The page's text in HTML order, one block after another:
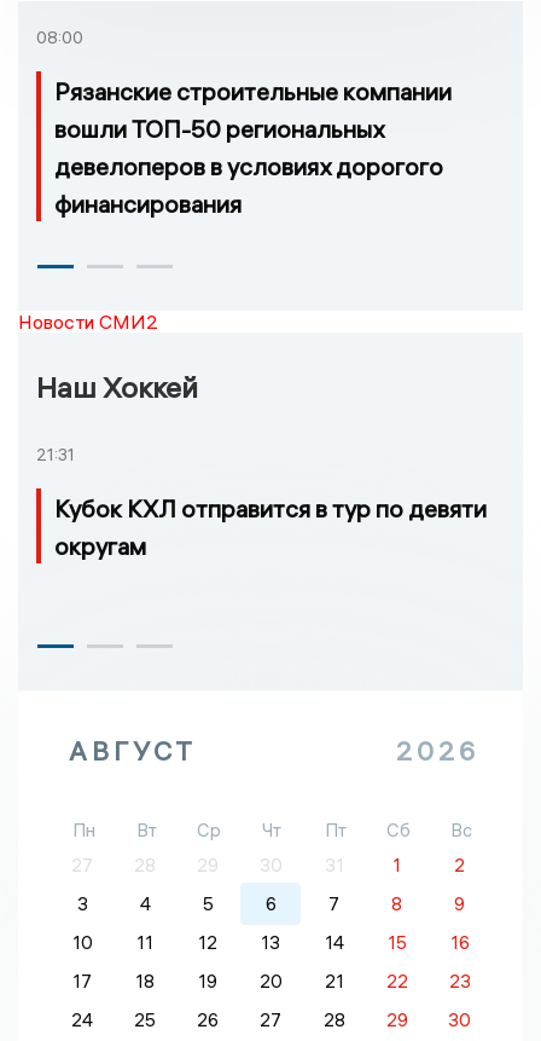
08:00
Рязанские строительные компании
вошли ТОП-50 региональных
девелоперов в условиях дорогого
финансирования
Новости СМИ2
Наш Хоккей
21:31
Кубок КХЛ отправится в тур по девяти
округам
АВГУСТ 2026
Пн Вт Ср Чт Пт Сб
Вс
27
28 29 30 31 1
2
3
4 5 6 7 8
9
10
11 12 13 14 15
16
17
18 19 20 21 22
23
24
25 26 27 28 29
30